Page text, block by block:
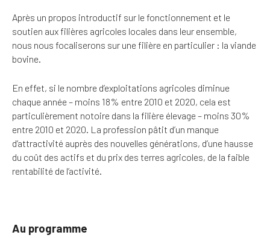
Après un propos introductif sur le fonctionnement et le
soutien aux filières agricoles locales dans leur ensemble,
nous nous focaliserons sur une filière en particulier : la viande
bovine.
En effet, si le nombre d’exploitations agricoles diminue
chaque année – moins 18% entre 2010 et 2020, cela est
particulièrement notoire dans la filière élevage – moins 30%
entre 2010 et 2020. La profession pâtit d’un manque
d’attractivité auprès des nouvelles générations, d’une hausse
du coût des actifs et du prix des terres agricoles, de la faible
rentabilité de l’activité.
Au programme